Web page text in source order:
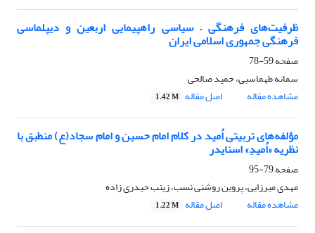
ظرفیت‌های فرهنگی – سیاسی راهپیمایی اربعین و دیپلماسی
فرهنگی جمهوری اسلامی ایران
صفحه59-78
سمانه طهماسبی، حمید صالحی
مشاهده مقاله
اصل مقاله 1.42 M
مؤلفه‌های تربیتی اُمید در کلام امام حسین و امام سجاد(ع) منطبق با
نظریه «اُمیدِ» اسنایدر
صفحه79-95
مهدی میرزایی، پروین روشنی نسب، زینب حیدری زاده
مشاهده مقاله
اصل مقاله 1.22 M